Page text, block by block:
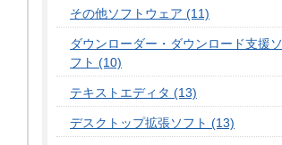
その他ソフトウェア (11)
ダウンローダー・ダウンロード支援ソ
フト (10)
テキストエディタ (13)
デスクトップ拡張ソフト (13)